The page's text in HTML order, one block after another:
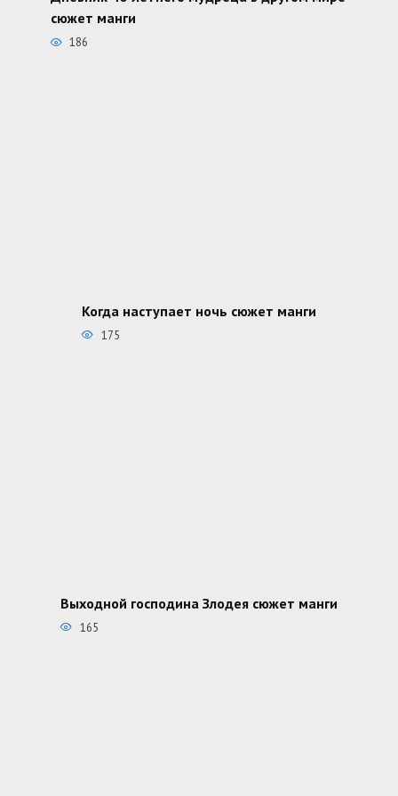
сюжет манги
186
Когда наступает ночь сюжет манги
175
Выходной господина Злодея сюжет манги
165